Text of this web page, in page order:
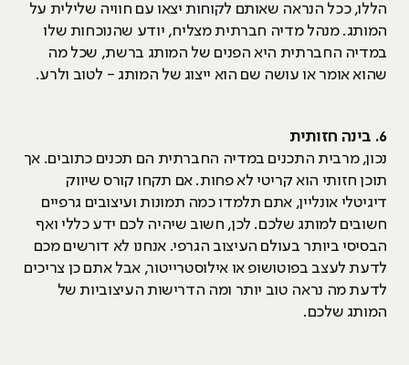
הללו, ככל הנראה שאותם לקוחות יצאו עם חוויה שלילית על
המותג. מנהל מדיה חברתית מצליח, יודע שהנוכחות שלו
במדיה החברתית היא הפנים של המותג ברשת, שכל מה
שהוא אומר או עושה שם הוא ייצוג של המותג - לטוב ולרע.
6. בינה חזותית
נכון, מרבית התכנים במדיה החברתית הם תכנים כתובים. אך
תוכן חזותי הוא קריטי לא פחות. אם תקחו קורס שיווק
דיגיטלי אונליין, אתם תלמדו כמה תמונות ועיצובים גרפיים
חשובים למותג שלכם. לכן, חשוב שיהיה לכם ידע כללי ואף
הבסיסי ביותר בעולם העיצוב הגרפי. אנחנו לא דורשים מכם
לדעת לעצב בפוטושופ או אילוסטרייטור, אבל אתם כן צריכים
לדעת מה נראה טוב יותר ומה הדרישות העיצוביות של
המותג שלכם.